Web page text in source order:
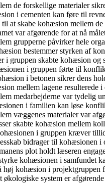
de forskellige materialer
i cementen kan føre til
at skabe kohæsion mellem de
var afgørende for at nå
grupperne påvirker hele
bestemmer styrken af
i gruppen skabte kohæsion og
i gruppen førte til
i betonen sikrer dens
mellem lagene resulterede i
medarbejderne var tydelig
i familien kan løse
væggenes materialer var
skabte kohæsion mellem
i gruppen kræver
bidrager til kohæsionen i
plot holdt læseren
kohæsionen i samfundet
høj kohæsion i projektgruppen
system er